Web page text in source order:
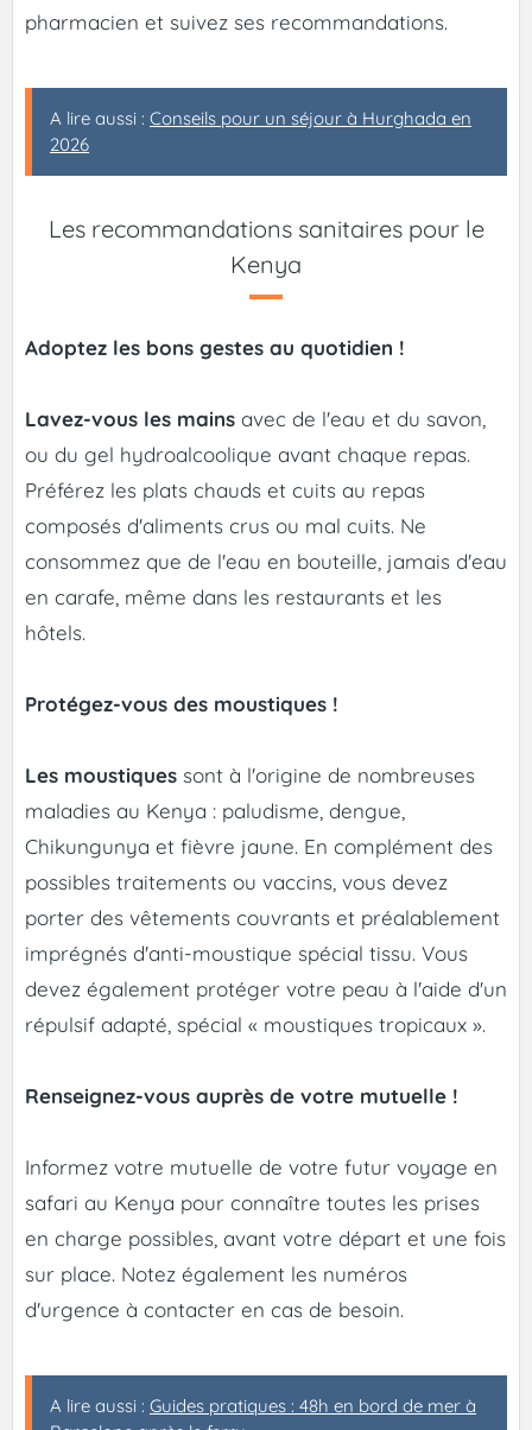
pharmacien et suivez ses recommandations.
A lire aussi : Conseils pour un séjour à Hurghada en
2026
Les recommandations sanitaires pour le
Kenya
Adoptez les bons gestes au quotidien !
Lavez-vous les mains avec de l'eau et du savon,
ou du gel hydroalcoolique avant chaque repas.
Préférez les plats chauds et cuits au repas
composés d'aliments crus ou mal cuits. Ne
consommez que de l'eau en bouteille, jamais d'eau
en carafe, même dans les restaurants et les
hôtels.
Protégez-vous des moustiques !
Les moustiques sont à l'origine de nombreuses
maladies au Kenya : paludisme, dengue,
Chikungunya et fièvre jaune. En complément des
possibles traitements ou vaccins, vous devez
porter des vêtements couvrants et préalablement
imprégnés d'anti-moustique spécial tissu. Vous
devez également protéger votre peau à l'aide d'un
répulsif adapté, spécial « moustiques tropicaux ».
Renseignez-vous auprès de votre mutuelle !
Informez votre mutuelle de votre futur voyage en
safari au Kenya pour connaître toutes les prises
en charge possibles, avant votre départ et une fois
sur place. Notez également les numéros
d'urgence à contacter en cas de besoin.
A lire aussi : Guides pratiques : 48h en bord de mer à